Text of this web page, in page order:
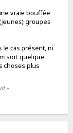
vraie bouffée
groupes
le cas présent, ni
sort quelque
choses plus
»